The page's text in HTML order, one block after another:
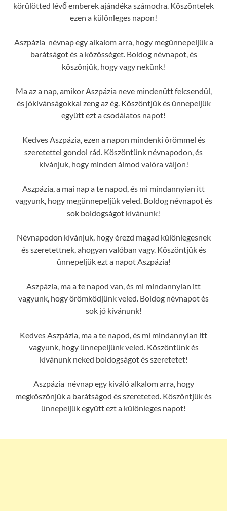
körülötted lévő emberek ajándéka számodra. Köszöntelek
ezen a különleges napon!
Aszpázia névnap egy alkalom arra, hogy megünnepeljük a
barátságot és a közösséget. Boldog névnapot, és
köszönjük, hogy vagy nekünk!
Ma az a nap, amikor Aszpázia neve mindenütt felcsendül,
és jókívánságokkal zeng az ég. Köszöntjük és ünnepeljük
együtt ezt a csodálatos napot!
Kedves Aszpázia, ezen a napon mindenki örömmel és
szeretettel gondol rád. Köszöntünk névnapodon, és
kívánjuk, hogy minden álmod valóra váljon!
Aszpázia, a mai nap a te napod, és mi mindannyian itt
vagyunk, hogy megünnepeljük veled. Boldog névnapot és
sok boldogságot kívánunk!
Névnapodon kívánjuk, hogy érezd magad különlegesnek
és szeretettnek, ahogyan valóban vagy. Köszöntjük és
ünnepeljük ezt a napot Aszpázia!
Aszpázia, ma a te napod van, és mi mindannyian itt
vagyunk, hogy örömködjünk veled. Boldog névnapot és
sok jó kívánunk!
Kedves Aszpázia, ma a te napod, és mi mindannyian itt
vagyunk, hogy ünnepeljünk veled. Köszöntünk és
kívánunk neked boldogságot és szeretetet!
Aszpázia névnap egy kiváló alkalom arra, hogy
megköszönjük a barátságod és szereteted. Köszöntjük és
ünnepeljük együtt ezt a különleges napot!